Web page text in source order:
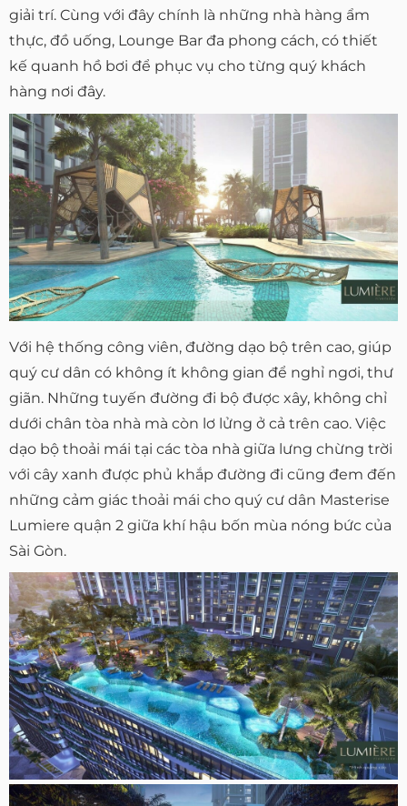
giải trí. Cùng với đây chính là những nhà hàng ẩm
thực, đồ uống, Lounge Bar đa phong cách, có thiết
kế quanh hồ bơi để phục vụ cho từng quý khách
hàng nơi đây.
Với hệ thống công viên, đường dạo bộ trên cao, giúp
quý cư dân có không ít không gian để nghỉ ngơi, thư
giãn. Những tuyến đường đi bộ được xây, không chỉ
dưới chân tòa nhà mà còn lơ lửng ở cả trên cao. Việc
dạo bộ thoải mái tại các tòa nhà giữa lưng chừng trời
với cây xanh được phủ khắp đường đi cũng đem đến
những cảm giác thoải mái cho quý cư dân Masterise
Lumiere quận 2 giữa khí hậu bốn mùa nóng bức của
Sài Gòn.